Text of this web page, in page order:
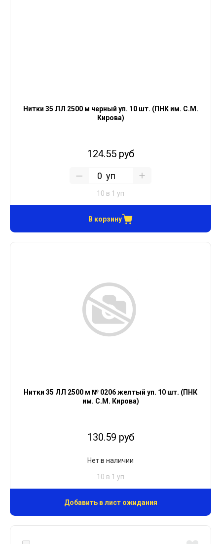
Нитки 35 ЛЛ 2500 м черный уп. 10 шт. (ПНК им. С.М.
Кирова)
124.55 руб
уп
10 в 1 уп
В корзину
Нитки 35 ЛЛ 2500 м № 0206 желтый уп. 10 шт. (ПНК
им. С.М. Кирова)
130.59 руб
Нет в наличии
10 в 1 уп
Добавить в лист ожидания